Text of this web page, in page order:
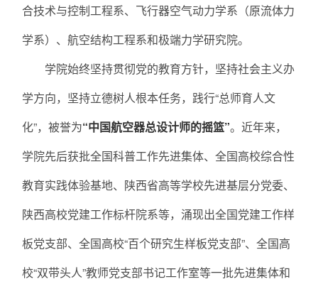
合技术与控制工程系、飞行器空气动力学系（原流体力
学系）、航空结构工程系和极端力学研究院。
学院始终坚持贯彻党的教育方针，坚持社会主义办
学方向，坚持立德树人根本任务，践行“总师育人文
化”，被誉为“中国航空器总设计师的摇篮”。近年来，
学院先后获批全国科普工作先进集体、全国高校综合性
教育实践体验基地、陕西省高等学校先进基层分党委、
陕西高校党建工作标杆院系等，涌现出全国党建工作样
板党支部、全国高校“百个研究生样板党支部”、全国高
校“双带头人”教师党支部书记工作室等一批先进集体和